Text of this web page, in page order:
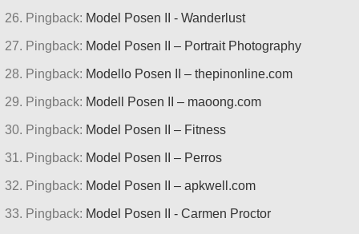
Pingback: Model Posen II - Wanderlust
Pingback: Model Posen II – Portrait Photography
Pingback: Modello Posen II – thepinonline.com
Pingback: Modell Posen II – maoong.com
Pingback: Model Posen II – Fitness
Pingback: Model Posen II – Perros
Pingback: Model Posen II – apkwell.com
Pingback: Model Posen II - Carmen Proctor